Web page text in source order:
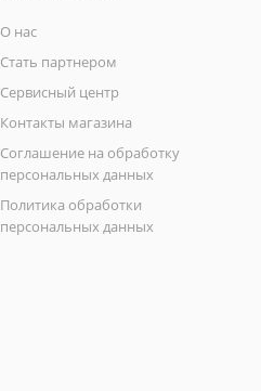
О нас
Стать партнером
Сервисный центр
Контакты магазина
Соглашение на обработку
персональных данных
Политика обработки
персональных данных